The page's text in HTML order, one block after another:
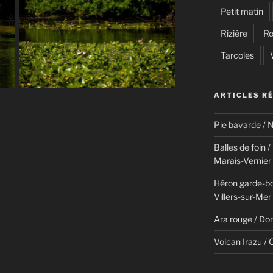
Petit matin
Rizière
Tarcoles
ARTICLES
Pie bavarde /
Balles de foin
Marais-Vernier
Héron garde-
Villers-sur-Mer
Ara rouge /
Volcan Irazu /